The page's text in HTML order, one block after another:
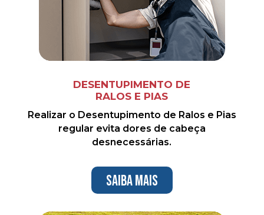
DESENTUPIMENTO DE
RALOS E PIAS
Realizar o Desentupimento de Ralos e Pias
regular evita dores de cabeça
desnecessárias.
Saiba mais